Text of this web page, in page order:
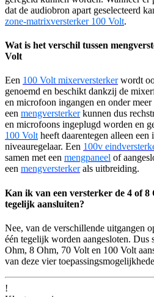
dat de audiobron apart geselecteerd
zone-matrixversterker 100 Volt.
Wat is het verschil tussen
Volt
Een 100 Volt mixerversterkerwordt
genoemd en beschikt dankzij de
en microfoon ingangen en onder meer
een mengversterkerkunnen dus
en microfoons ingeplugd worden en
100 Voltheeft daarentegen alleen een
niveauregelaar. Een 100v
samen met een mengpaneel of
een mengversterkerals uitbreiding.
Kan ik van een versterker de 4 of 8
tegelijk aansluiten?
Nee, van de verschillende uitgangen
één tegelijk worden aangesloten. Dus
Ohm, 8 Ohm, 70 Volt en 100 Volt
van deze vier
!